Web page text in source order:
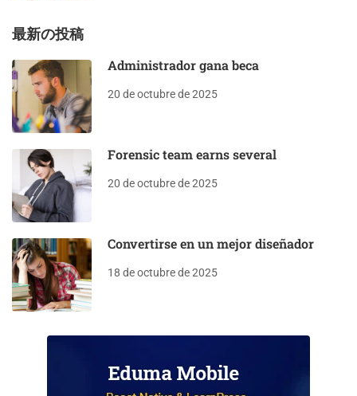
最新の投稿
Administrador gana beca
20 de octubre de 2025
Forensic team earns several
20 de octubre de 2025
Convertirse en un mejor diseñador
18 de octubre de 2025